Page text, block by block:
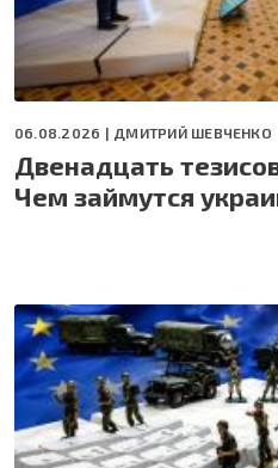
06.08.2026 | ДМИТРИЙ ШЕВЧЕНКО
Двенадцать
Чем займутся